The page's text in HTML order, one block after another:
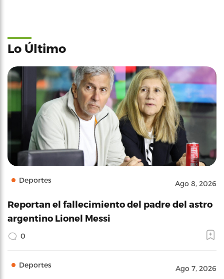
Lo Último
Deportes Ago 8, 2026
Reportan el fallecimiento del padre del astro
argentino Lionel Messi
0
Deportes Ago 7, 2026